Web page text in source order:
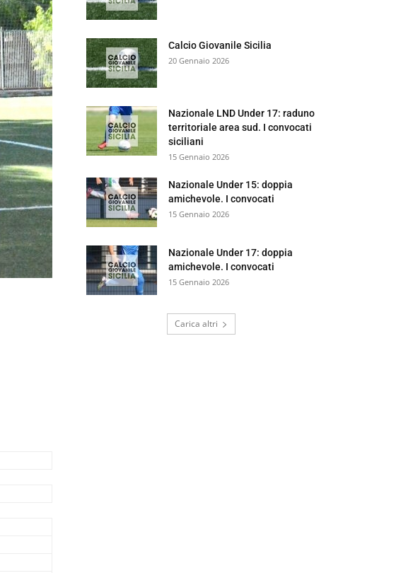
Calcio Giovanile Sicilia
20 Gennaio 2026
Nazionale LND Under 17: raduno
territoriale area sud. I convocati
siciliani
15 Gennaio 2026
Nazionale Under 15: doppia
amichevole. I convocati
15 Gennaio 2026
Nazionale Under 17: doppia
amichevole. I convocati
15 Gennaio 2026
Carica altri